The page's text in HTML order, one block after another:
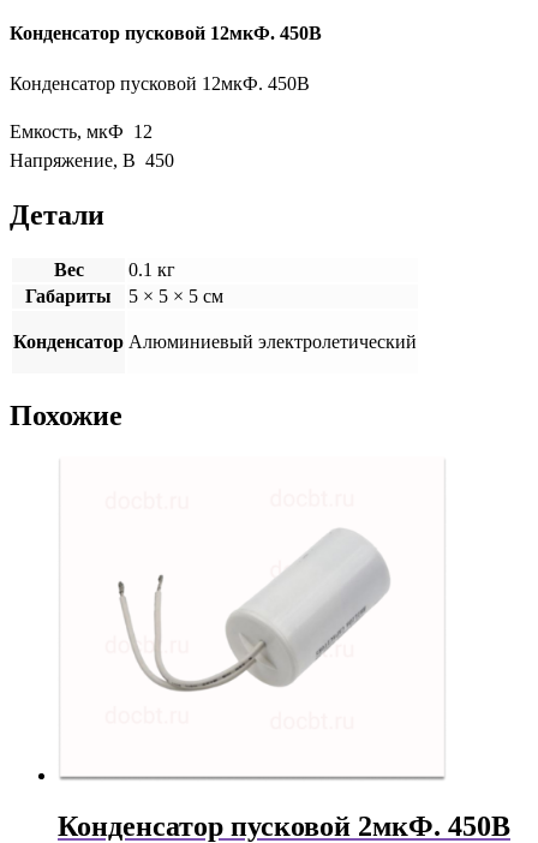
Конденсатор пусковой 12мкФ. 450В
Конденсатор пусковой 12мкФ. 450В
Емкость, мкФ 12
Напряжение, В 450
Детали
Вес
0.1 кг
Габариты
5 × 5 × 5 см
Конденсатор Алюминиевый электролетический
Похожие
Конденсатор пусковой 2мкФ. 450В